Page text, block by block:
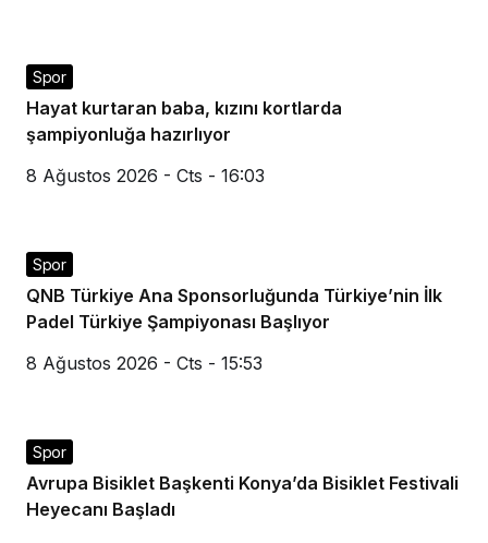
Spor
Hayat kurtaran baba, kızını kortlarda
şampiyonluğa hazırlıyor
8 Ağustos 2026 - Cts - 16:03
Spor
QNB Türkiye Ana Sponsorluğunda Türkiye’nin İlk
Padel Türkiye Şampiyonası Başlıyor
8 Ağustos 2026 - Cts - 15:53
Spor
Avrupa Bisiklet Başkenti Konya’da Bisiklet Festivali
Heyecanı Başladı